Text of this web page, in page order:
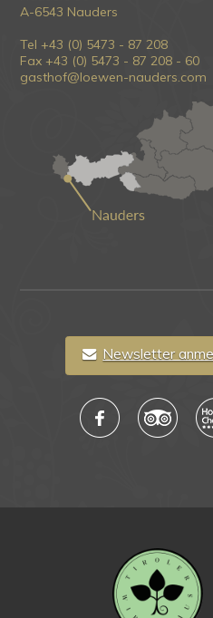
A-6543 Nauders
Tel +43 (0) 5473 - 87 208
Fax +43 (0) 5473 - 87 208 - 60
gasthof@loewen-nauders.com
Newsletter